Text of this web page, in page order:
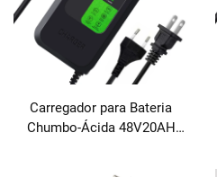
Carregador para Bateria
Chumbo-Ácida 48V20AH